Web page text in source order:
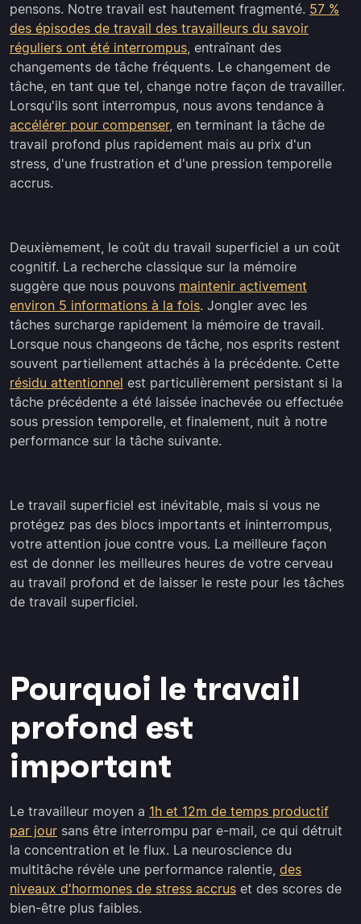
pensons. Notre travail est hautement fragmenté. 57 %
des épisodes de travail des travailleurs du savoir
réguliers ont été interrompus, entraînant des
changements de tâche fréquents. Le changement de
tâche, en tant que tel, change notre façon de travailler.
Lorsqu'ils sont interrompus, nous avons tendance à
accélérer pour compenser, en terminant la tâche de
travail profond plus rapidement mais au prix d'un
stress, d'une frustration et d'une pression temporelle
accrus.
Deuxièmement, le coût du travail superficiel a un coût
cognitif. La recherche classique sur la mémoire
suggère que nous pouvons maintenir activement
environ 5 informations à la fois. Jongler avec les
tâches surcharge rapidement la mémoire de travail.
Lorsque nous changeons de tâche, nos esprits restent
souvent partiellement attachés à la précédente. Cette
résidu attentionnel est particulièrement persistant si la
tâche précédente a été laissée inachevée ou effectuée
sous pression temporelle, et finalement, nuit à notre
performance sur la tâche suivante.
Le travail superficiel est inévitable, mais si vous ne
protégez pas des blocs importants et ininterrompus,
votre attention joue contre vous. La meilleure façon
est de donner les meilleures heures de votre cerveau
au travail profond et de laisser le reste pour les tâches
de travail superficiel.
Pourquoi le travail
profond est
important
Le travailleur moyen a 1h et 12m de temps productif
par jour sans être interrompu par e-mail, ce qui détruit
la concentration et le flux. La neuroscience du
multitâche révèle une performance ralentie, des
niveaux d'hormones de stress accrus et des scores de
bien-être plus faibles.